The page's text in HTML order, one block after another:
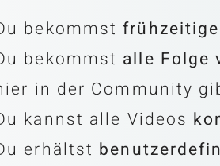
bekommst
bekommst alle Folge
in der Community
kannst alle Videos
erhältst